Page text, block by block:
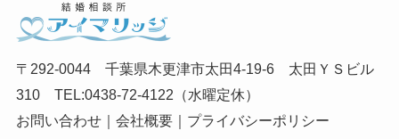
〒292-0044 千葉県木更津市太田4-19-6 太田ＹＳビル
310 TEL:0438-72-4122（水曜定休）
お問い合わせ｜ 会社概要｜ プライバシーポリシー